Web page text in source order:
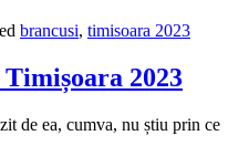
brancusi, timisoara 2023
2023
de ea, cumva, nu știu prin ce